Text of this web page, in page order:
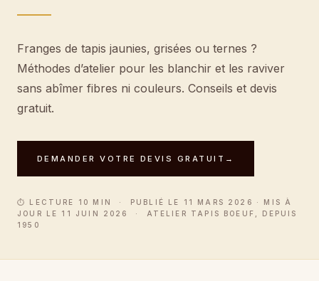
Franges de tapis jaunies, grisées ou ternes ?
Méthodes d’atelier pour les blanchir et les raviver
sans abîmer fibres ni couleurs. Conseils et devis
gratuit.
DEMANDER VOTRE DEVIS GRATUIT →
⏱ LECTURE 10 MIN · PUBLIÉ LE 11 MARS 2026 · MIS À
JOUR LE 11 JUIN 2026 · ATELIER TAPIS BOEUF, DEPUIS
1950